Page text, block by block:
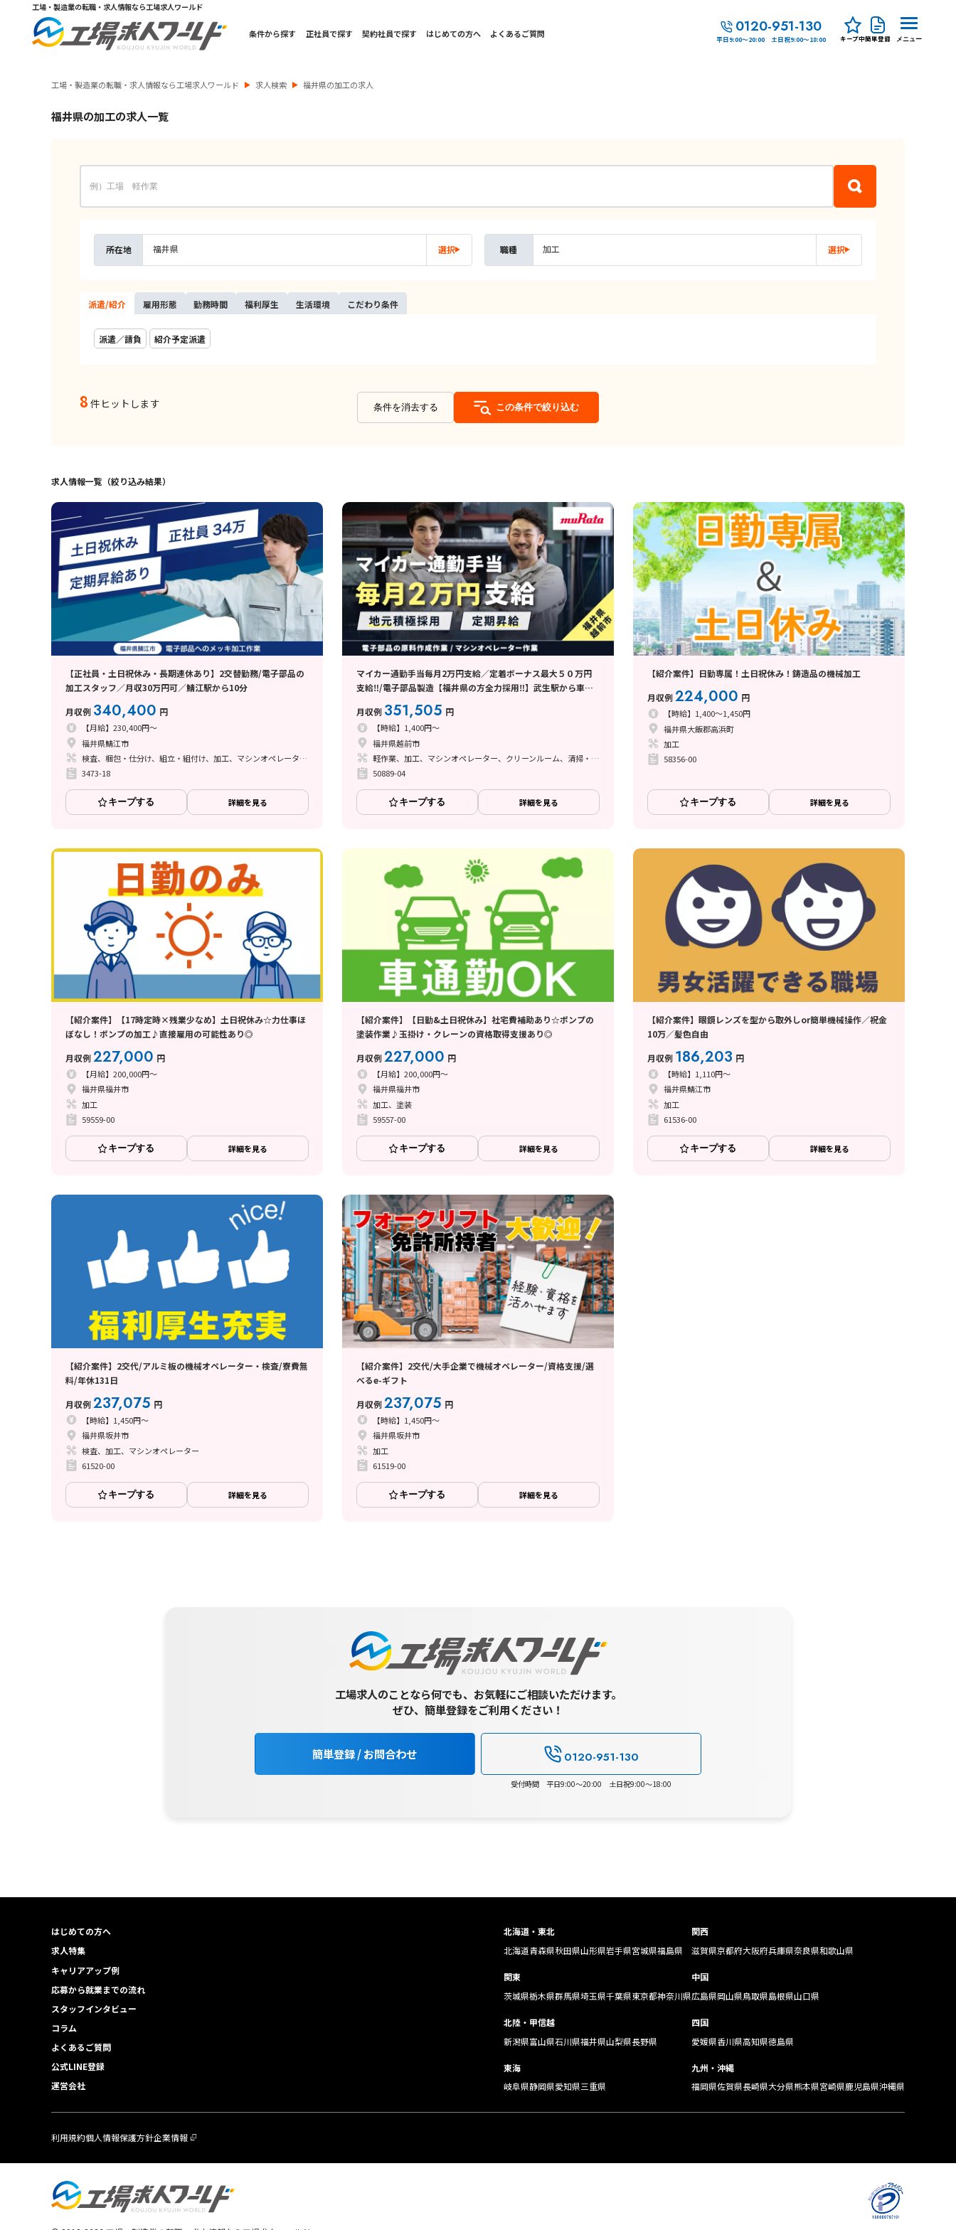
工場・製造業の転職・求人情報なら工場求人ワールド
条件から探す 正社員で探す 契約社員で探す はじめての方へ よくあるご質問 0120-951-130
平日9:00～20:00 土日祝9:00～18:00 キープ中簡単登録 メニュー
工場・製造業の転職・求人情報なら工場求人ワールド 求人検索 福井県の加工の求人
福井県の加工の求人一覧
所在地 福井県 選択 職種 加工 選択
派遣/紹介 雇用形態 勤務時間 福利厚生 生活環境 こだわり条件
派遣／請負 紹介予定派遣
8 件ヒットします 条件を消去する この条件で絞り込む
求人情報一覧（絞り込み結果）
【正社員・土日祝休み・長期連休あり】2交替勤務/電子部品の
加工スタッフ／月収30万円可／鯖江駅から10分
月収例 340,400 円
【月給】230,400円～
福井県鯖江市
検査、梱包・仕分け、組立・組付け、加工、マシンオペレーター、清掃・洗浄、立ち作業
3473-18
キープする 詳細を見る
マイカー通勤手当毎月2万円支給／定着ボーナス最大５０万円
支給‼/電子部品製造【福井県の方全力採用‼】武生駅から車で
月収例 351,505 円
【時給】1,400円～
福井県越前市
軽作業、加工、マシンオペレーター、クリーンルーム、清掃・洗浄、立ち作業
50889-04
キープする 詳細を見る
【紹介案件】日勤専属！土日祝休み！鋳造品の機械加工
月収例224,000 円
【時給】1,400～1,450円
福井県大飯郡高浜町
加工
58356-00
キープする 詳細を見る
【紹介案件】【17時定時×残業少なめ】土日祝休み☆力仕事ほ
ぼなし！ポンプの加工♪直接雇用の可能性あり◎
月収例227,000 円
【月給】200,000円～
福井県福井市
加工
59559-00
キープする 詳細を見る
【紹介案件】【日勤&土日祝休み】社宅費補助あり☆ポンプの
塗装作業♪玉掛け・クレーンの資格取得支援あり◎
月収例227,000 円
【月給】200,000円～
福井県福井市
加工、塗装
59557-00
キープする 詳細を見る
【紹介案件】眼鏡レンズを型から取外しor簡単機械操作／祝金
10万／髪色自由
月収例 186,203 円
【時給】1,110円～
福井県鯖江市
加工
61536-00
キープする 詳細を見る
【紹介案件】2交代/アルミ板の機械オペレーター・検査/寮費無
料/年休131日
月収例237,075 円
【時給】1,450円～
福井県坂井市
検査、加工、マシンオペレーター
61520-00
キープする 詳細を見る
【紹介案件】2交代/大手企業で機械オペレーター/資格支援/選
べるe-ギフト
月収例237,075 円
【時給】1,450円～
福井県坂井市
加工
61519-00
キープする 詳細を見る
工場求人のことなら何でも、お気軽にご相談いただけます。
ぜひ、簡単登録をご利用ください！
簡単登録 / お問合わせ 0120-951-130
受付時間 平日9:00～20:00 土日祝9:00～18:00
はじめての方へ
求人特集
キャリアアップ例
応募から就業までの流れ
スタッフインタビュー
コラム
よくあるご質問
公式LINE登録
運営会社
北海道・東北
北海道青森県秋田県山形県岩手県宮城県福島県
関東
茨城県栃木県群馬県埼玉県千葉県東京都神奈川県
北陸・甲信越
新潟県富山県石川県福井県山梨県長野県
東海
岐阜県静岡県愛知県三重県
関西
滋賀県京都府大阪府兵庫県奈良県和歌山県
中国
広島県岡山県鳥取県島根県山口県
四国
愛媛県香川県高知県徳島県
九州・沖縄
福岡県佐賀県長崎県大分県熊本県宮崎県鹿児島県沖縄県
利用規約個人情報保護方針企業情報